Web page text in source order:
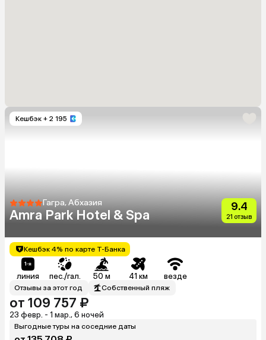
Кешбэк + 2 195
Гагра, Абхазия
Amra Park Hotel & Spa
9.4
21 отзыв
Кешбэк 4% по карте Т-Банка
линия пес./гал. 50 м 41 км везде
Отзывы за этот год Собственный пляж
от 109 757 ₽
23 февр. - 1 мар., 6 ночей
Выгодные туры на соседние даты